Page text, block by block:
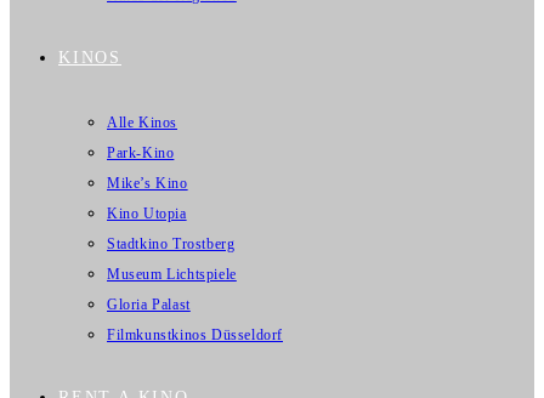
KINOS
Alle Kinos
Park-Kino
Mike’s Kino
Kino Utopia
Stadtkino Trostberg
Museum Lichtspiele
Gloria Palast
Filmkunstkinos Düsseldorf